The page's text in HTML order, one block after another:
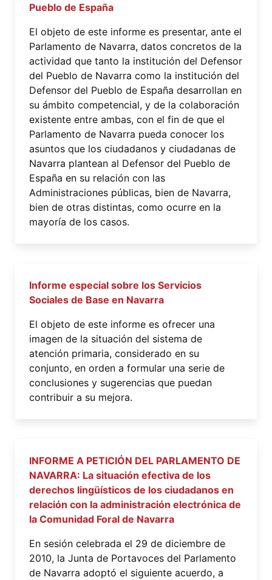
Pueblo de España
El objeto de este informe es presentar, ante el
Parlamento de Navarra, datos concretos de la
actividad que tanto la institución del Defensor
del Pueblo de Navarra como la institución del
Defensor del Pueblo de España desarrollan en
su ámbito competencial, y de la colaboración
existente entre ambas, con el fin de que el
Parlamento de Navarra pueda conocer los
asuntos que los ciudadanos y ciudadanas de
Navarra plantean al Defensor del Pueblo de
España en su relación con las
Administraciones públicas, bien de Navarra,
bien de otras distintas, como ocurre en la
mayoría de los casos.
Informe especial sobre los Servicios
Sociales de Base en Navarra
El objeto de este informe es ofrecer una
imagen de la situación del sistema de
atención primaria, considerado en su
conjunto, en orden a formular una serie de
conclusiones y sugerencias que puedan
contribuir a su mejora.
INFORME A PETICIÓN DEL PARLAMENTO DE
NAVARRA: La situación efectiva de los
derechos lingüísticos de los ciudadanos en
relación con la administración electrónica de
la Comunidad Foral de Navarra
En sesión celebrada el 29 de diciembre de
2010, la Junta de Portavoces del Parlamento
de Navarra adoptó el siguiente acuerdo, a